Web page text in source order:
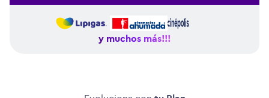
y muchos más!!!